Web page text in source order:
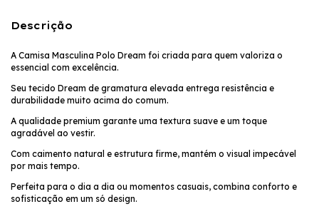
Descrição
A Camisa Masculina Polo Dream foi criada para quem valoriza o
essencial com excelência.
Seu tecido Dream de gramatura elevada entrega resistência e
durabilidade muito acima do comum.
A qualidade premium garante uma textura suave e um toque
agradável ao vestir.
Com caimento natural e estrutura firme, mantém o visual impecável
por mais tempo.
Perfeita para o dia a dia ou momentos casuais, combina conforto e
sofisticação em um só design.